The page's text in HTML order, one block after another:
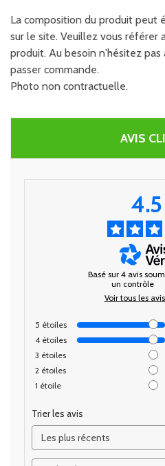
La composition du produit peut
sur le site. Veuillez vous référer
produit. Au besoin n'hésitez
passer commande.
Photo non contractuelle.
AVIS
Basé sur 4 avis
un contrôle
Voir tous les
5 étoiles
4 étoiles
3 étoiles
2 étoiles
1 étoile
Trier les avis